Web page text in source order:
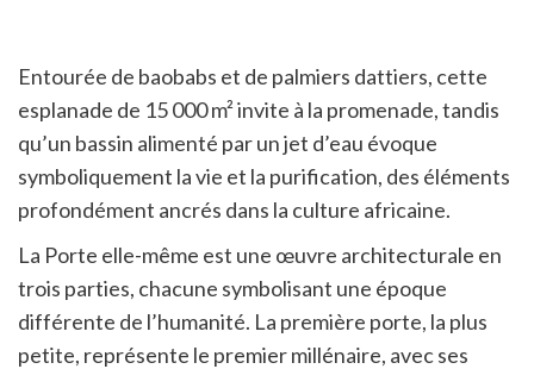
Entourée de baobabs et de palmiers dattiers, cette
esplanade de 15 000 m² invite à la promenade, tandis
qu’un bassin alimenté par un jet d’eau évoque
symboliquement la vie et la purification, des éléments
profondément ancrés dans la culture africaine.
La Porte elle-même est une œuvre architecturale en
trois parties, chacune symbolisant une époque
différente de l’humanité. La première porte, la plus
petite, représente le premier millénaire, avec ses